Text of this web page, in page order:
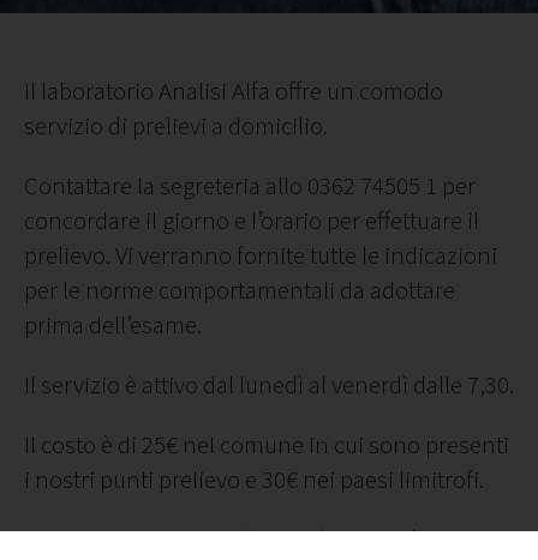
Il laboratorio Analisi Alfa offre un comodo
servizio di prelievi a domicilio.
Contattare la segreteria allo 0362 74505 1 per
concordare il giorno e l’orario per effettuare il
prelievo. Vi verranno fornite tutte le indicazioni
per le norme comportamentali da adottare
prima dell’esame.
Il servizio è attivo dal lunedì al venerdì dalle 7,30.
Il costo è di 25€ nel comune in cui sono presenti
i nostri punti prelievo e 30€ nei paesi limitrofi.
Per i prelievi ripetitivi (PT/PTT) il costo è di 20€